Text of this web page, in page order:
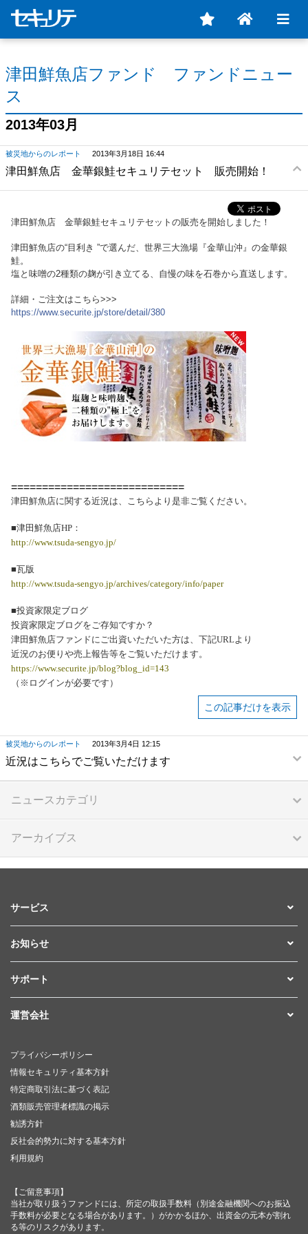
津田鮮魚店ファンド ファンドニュー
ス
2013年03月
被災地からのレポート 2013年3月18日 16:44
津田鮮魚店 金華銀鮭セキュリテセット 販売開始！
津田鮮魚店 金華銀鮭セキュリテセットの販売を開始しました！
津田鮮魚店の“目利き ”で選んだ、世界三大漁場『金華山沖』の金華銀
鮭。
塩と味噌の2種類の麹が引き立てる、自慢の味を石巻から直送します。
詳細・ご注文はこちら>>>
https://www.securite.jp/store/detail/380
============================
津田鮮魚店に関する近況は、こちらより是非ご覧ください。
■津田鮮魚店HP：
http://www.tsuda-sengyo.jp/
■瓦版
http://www.tsuda-sengyo.jp/archives/category/info/paper
■投資家限定ブログ
投資家限定ブログをご存知ですか？
津田鮮魚店ファンドにご出資いただいた方は、下記URLより
近況のお便りや売上報告等をご覧いただけます。
https://www.securite.jp/blog?blog_id=143
（※ログインが必要です）
この記事だけを表示
被災地からのレポート 2013年3月4日 12:15
近況はこちらでご覧いただけます
ニュースカテゴリ
アーカイブス
サービス
お知らせ
サポート
運営会社
プライバシーポリシー
情報セキュリティ基本方針
特定商取引法に基づく表記
酒類販売管理者標識の掲示
勧誘方針
反社会的勢力に対する基本方針
利用規約
【ご留意事項】
当社が取り扱うファンドには、所定の取扱手数料（別途金融機関へのお振込
手数料が必要となる場合があります。）がかかるほか、出資金の元本が割れ
る等のリスクがあります。